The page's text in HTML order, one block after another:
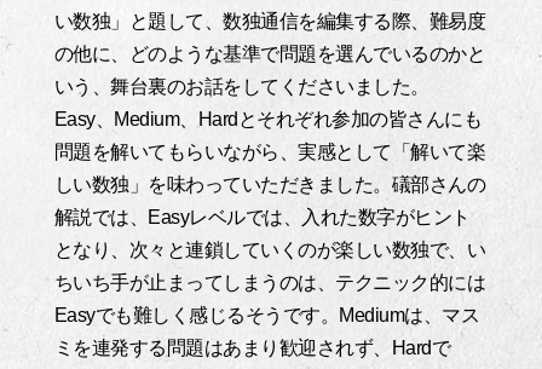
い数独」と題して、数独通信を編集する際、難易度
の他に、どのような基準で問題を選んでいるのかと
いう、舞台裏のお話をしてくださいました。
Easy、Medium、Hardとそれぞれ参加の皆さんにも
問題を解いてもらいながら、実感として「解いて楽
しい数独」を味わっていただきました。礒部さんの
解説では、Easyレベルでは、入れた数字がヒント
となり、次々と連鎖していくのが楽しい数独で、い
ちいち手が止まってしまうのは、テクニック的には
Easyでも難しく感じるそうです。Mediumは、マス
ミを連発する問題はあまり歓迎されず、Hardで